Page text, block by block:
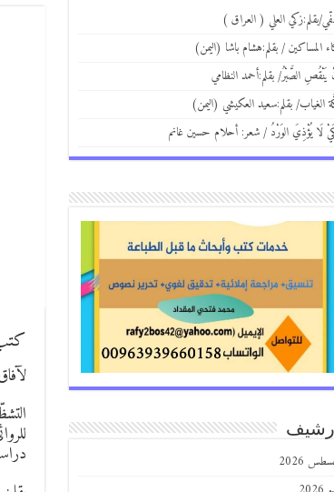
بقلم:زكي العلي ( العراق )
المساكين / بقلم:هشام باشا (اليمن)
يَنْقُصِ الصَّبْرُ/ بقلم:أحمد النظامي
الغياب/ بقلم:سعيد العكيشي (اليمن)
لَا يُؤْذِيَ الوَرْدُ / شعر: أحلام حسين غانم
2026